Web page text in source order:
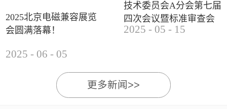
2025北京电磁兼容展览
会圆满落幕！
2025 - 06 - 05
技术委员会A分会第七届
四次会议暨标准审查会
成功举办
2025 - 05 - 15
更多新闻>>